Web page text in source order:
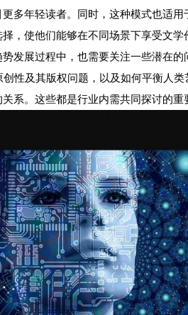
多年轻读者。同时，这种模式也适
，使他们能够在不同场景下享受文学
发展过程中，也需要关注一些潜在的
性及其版权问题，以及如何平衡人
系。这些都是行业内需共同探讨的重